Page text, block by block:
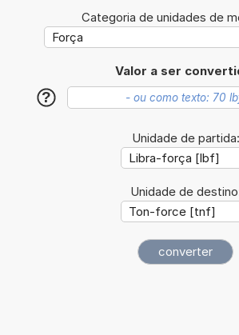
Categoria de unidades de
Valor a ser
?
Unidade de partida:
Unidade de